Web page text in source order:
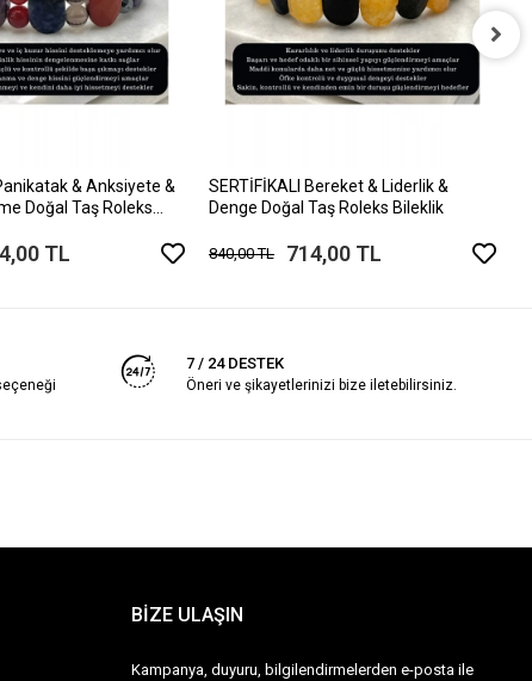
& Anksiyete &
Doğal Taş Roleks
TL
SERTİFİKALI Bereket & Liderlik &
Denge Doğal Taş Roleks Bileklik
840,00 TL 714,00 TL
7 / 24 DESTEK
Öneri ve şikayetlerinizi bize iletebilirsiniz.
BİZE ULAŞIN
Kampanya, duyuru, bilgilendirmelerden e-posta ile